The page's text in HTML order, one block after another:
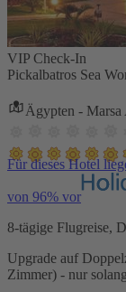
VIP Check-In
Pickalbatros Sea
Ägypten - Marsa
Für dieses Hotel
von 96% vor
8-tägige Flugreise,
Upgrade auf
Zimmer) - nur